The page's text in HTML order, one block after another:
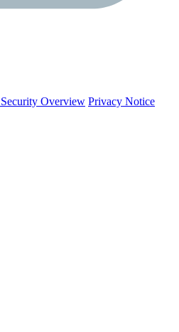
Overview Privacy Notice